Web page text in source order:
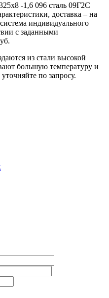
-1,6 096 сталь 09Г2С
доставка – на
индивидуального
с заданными
из стали высокой
большую температуру и
по запросу.